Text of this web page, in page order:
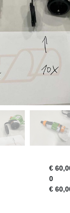
€
0
€